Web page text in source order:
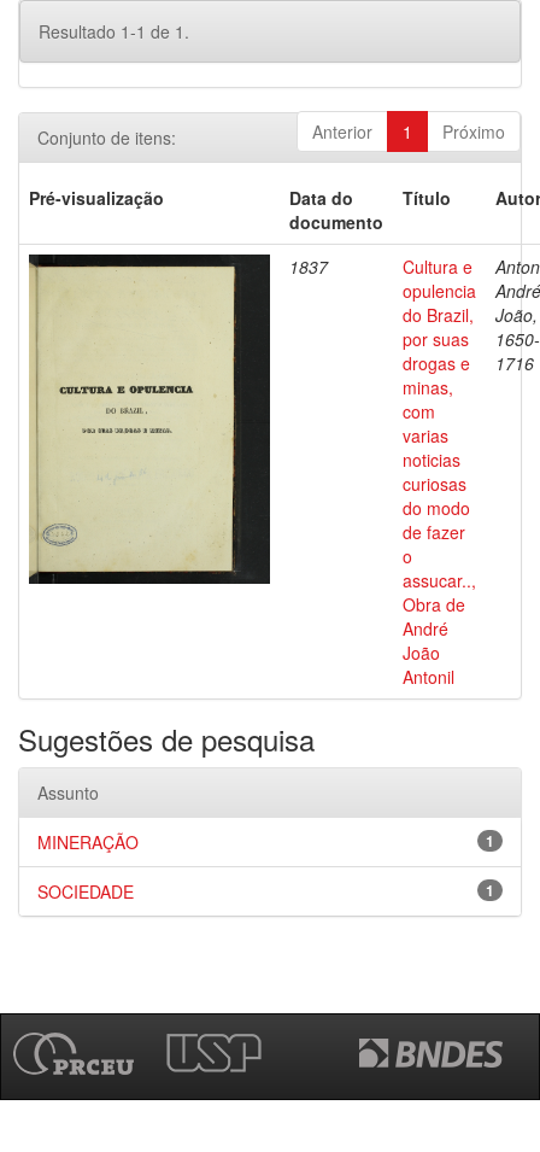
Resultado 1-1 de 1.
Anterior 1 Próximo
Conjunto de itens:
Pré-visualização
Data do
documento
Título
1837
Cultura e
opulencia
do Brazil,
por suas
drogas e
minas,
com
varias
noticias
curiosas
do modo
de fazer
o
assucar..,
Obra de
André
João
Antonil
André
João,
1650-
1716
Sugestões de pesquisa
Assunto
1
MINERAÇÃO
1
SOCIEDADE